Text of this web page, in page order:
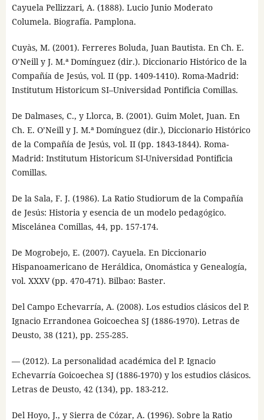
Cayuela Pellizzari, A. (1888). Lucio Junio Moderato
Columela. Biografía. Pamplona.
Cuyàs, M. (2001). Ferreres Boluda, Juan Bautista. En Ch. E.
O’Neill y J. M.ª Domínguez (dir.). Diccionario Histórico de la
Compañía de Jesús, vol. II (pp. 1409-1410). Roma-Madrid:
Institutum Historicum SI–Universidad Pontificia Comillas.
De Dalmases, C., y Llorca, B. (2001). Guim Molet, Juan. En
Ch. E. O’Neill y J. M.ª Domínguez (dir.), Diccionario Histórico
de la Compañía de Jesús, vol. II (pp. 1843-1844). Roma-
Madrid: Institutum Historicum SI-Universidad Pontificia
Comillas.
De la Sala, F. J. (1986). La Ratio Studiorum de la Compañía
de Jesús: Historia y esencia de un modelo pedagógico.
Miscelánea Comillas, 44, pp. 157-174.
De Mogrobejo, E. (2007). Cayuela. En Diccionario
Hispanoamericano de Heráldica, Onomástica y Genealogía,
vol. XXXV (pp. 470-471). Bilbao: Baster.
Del Campo Echevarría, A. (2008). Los estudios clásicos del P.
Ignacio Errandonea Goicoechea SJ (1886-1970). Letras de
Deusto, 38 (121), pp. 255-285.
— (2012). La personalidad académica del P. Ignacio
Echevarría Goicoechea SJ (1886-1970) y los estudios clásicos.
Letras de Deusto, 42 (134), pp. 183-212.
Del Hoyo, J., y Sierra de Cózar, A. (1996). Sobre la Ratio